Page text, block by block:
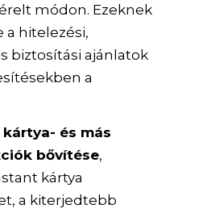
módon. Ezeknek
a hitelezési,
biztosítási ajánlatok
a
és más
bővítése,
kártya
a kiterjedtebb